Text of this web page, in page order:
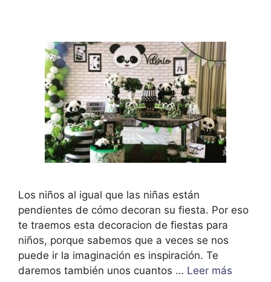
Los niños al igual que las niñas están
pendientes de cómo decoran su fiesta. Por eso
te traemos esta decoracion de fiestas para
niños, porque sabemos que a veces se nos
puede ir la imaginación es inspiración. Te
daremos también unos cuantos … Leer más